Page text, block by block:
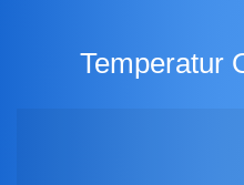
Temperatur